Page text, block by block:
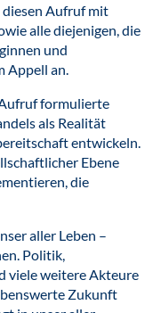
diesen Aufruf mit
alle diejenigen, die
und
Appell an.
formulierte
als Realität
entwickeln.
Ebene
die
aller Leben –
Politik,
viele weitere Akteure
Zukunft